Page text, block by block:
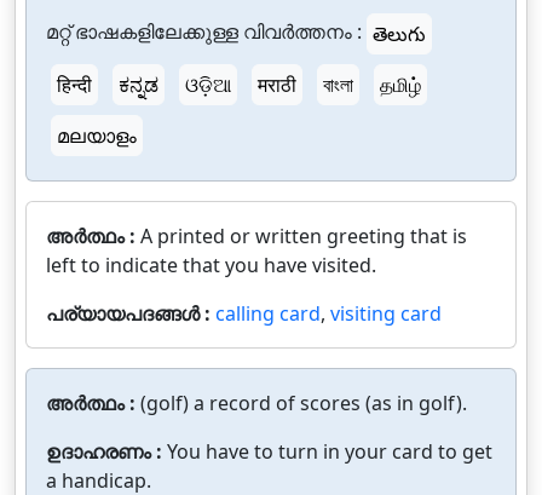
മറ്റ് ഭാഷകളിലേക്കുള്ള വിവർത്തനം : తెలుగు
हिन्दी
ಕನ್ನಡ ଓଡ଼ିଆ मराठी বাংলা
தமிழ்
മലയാളം
അർത്ഥം : A printed or written greeting that is
left to indicate that you have visited.
പര്യായപദങ്ങൾ : calling card, visiting card
അർത്ഥം : (golf) a record of scores (as in golf).
ഉദാഹരണം : You have to turn in your card to get
a handicap.